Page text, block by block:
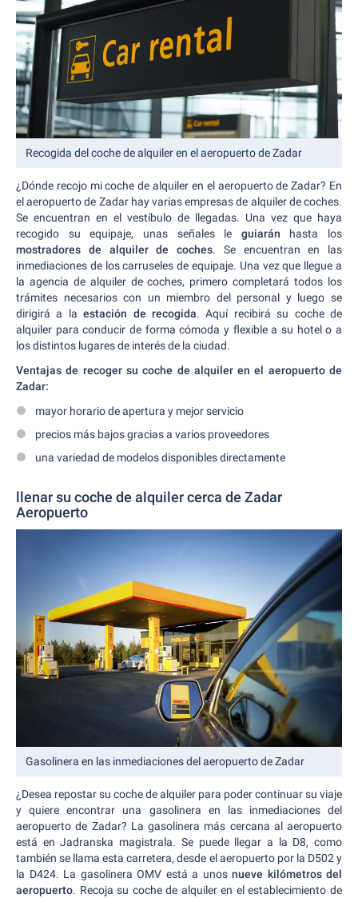
Recogida del coche de alquiler en el aeropuerto de Zadar
¿Dónde recojo mi coche de alquiler en el aeropuerto de Zadar? En
el aeropuerto de Zadar hay varias empresas de alquiler de coches.
Se encuentran en el vestíbulo de llegadas. Una vez que haya
recogido su equipaje, unas señales le guiarán hasta los
mostradores de alquiler de coches. Se encuentran en las
inmediaciones de los carruseles de equipaje. Una vez que llegue a
la agencia de alquiler de coches, primero completará todos los
trámites necesarios con un miembro del personal y luego se
dirigirá a laestación de recogida. Aquí recibirá su coche de
alquiler para conducir de forma cómoda y flexible a su hotel o a
los distintos lugares de interés de la ciudad.
Ventajas de recoger su coche de alquiler en el aeropuerto de
Zadar:
mayor horario de apertura y mejor servicio
precios más bajos gracias a varios proveedores
una variedad de modelos disponibles directamente
llenar su coche de alquiler cerca de Zadar
Aeropuerto
Gasolinera en las inmediaciones del aeropuerto de Zadar
¿Desea repostar su coche de alquiler para poder continuar su viaje
y quiere encontrar una gasolinera en las inmediaciones del
aeropuerto de Zadar? La gasolinera más cercana al aeropuerto
está en Jadranska magistrala. Se puede llegar a la D8, como
también se llama esta carretera, desde el aeropuerto por la D502 y
la D424. La gasolinera OMV está a unos nueve kilómetros del
aeropuerto. Recoja su coche de alquiler en el establecimiento de